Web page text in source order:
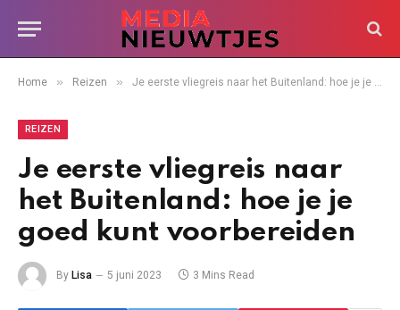
Home » Reizen » Je eerste vliegreis naar het Buitenland: hoe je je goed kunt voorbereiden
REIZEN
Je eerste vliegreis naar
het Buitenland: hoe je je
goed kunt voorbereiden
By Lisa 5 juni 2023 3 Mins Read